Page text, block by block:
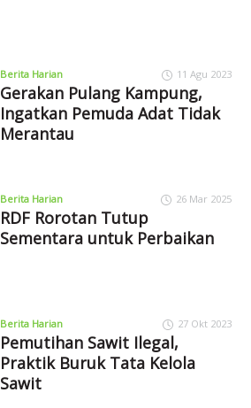
Berita Harian 11 Agu 2023
Gerakan Pulang Kampung,
Ingatkan Pemuda Adat Tidak
Merantau
Berita Harian 26 Mar 2025
RDF Rorotan Tutup
Sementara untuk Perbaikan
Berita Harian 27 Okt 2023
Pemutihan Sawit Ilegal,
Praktik Buruk Tata Kelola
Sawit